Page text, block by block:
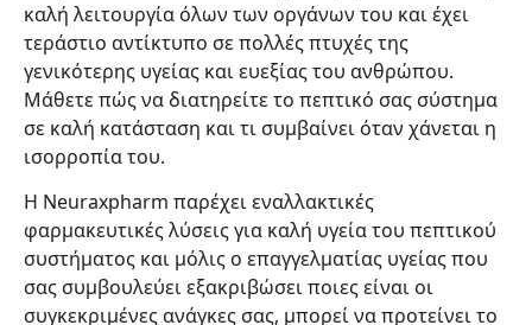
καλή λειτουργία όλων των οργάνων του και έχει
τεράστιο αντίκτυπο σε πολλές πτυχές της
γενικότερης υγείας και ευεξίας του ανθρώπου.
Μάθετε πώς να διατηρείτε το πεπτικό σας σύστημα
σε καλή κατάσταση και τι συμβαίνει όταν χάνεται η
ισορροπία του.
Η Neuraxpharm παρέχει εναλλακτικές
φαρμακευτικές λύσεις για καλή υγεία του πεπτικού
συστήματος και μόλις ο επαγγελματίας υγείας που
σας συμβουλεύει εξακριβώσει ποιες είναι οι
συγκεκριμένες ανάγκες σας, μπορεί να προτείνει το